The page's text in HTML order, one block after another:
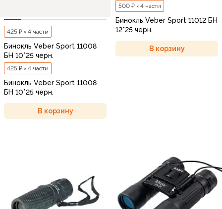
425 ₽ × 4 части
Бинокль Veber Sport 11008
БН 10*25 черн.
425 ₽ × 4 части
Бинокль Veber Sport 11008
БН 10*25 черн.
В корзину
500 ₽ × 4 части
Бинокль Veber Sport 11012 БН
12*25 черн.
В корзину